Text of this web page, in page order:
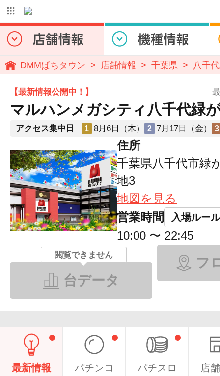
DMMぱちタウン 店舗情報 千葉県 八千
【最新情報公開中！】
マルハンメガシティ八千代緑
アクセス集中日 1 8月6日（木） 2 7月17日（金） 3
住所
千葉県八千代市緑
地3
地図を見る
営業時間
入場ルール
10:00 〜 22:45
閲覧できません
台データ
フ
最新情報 パチンコ パチスロ 店